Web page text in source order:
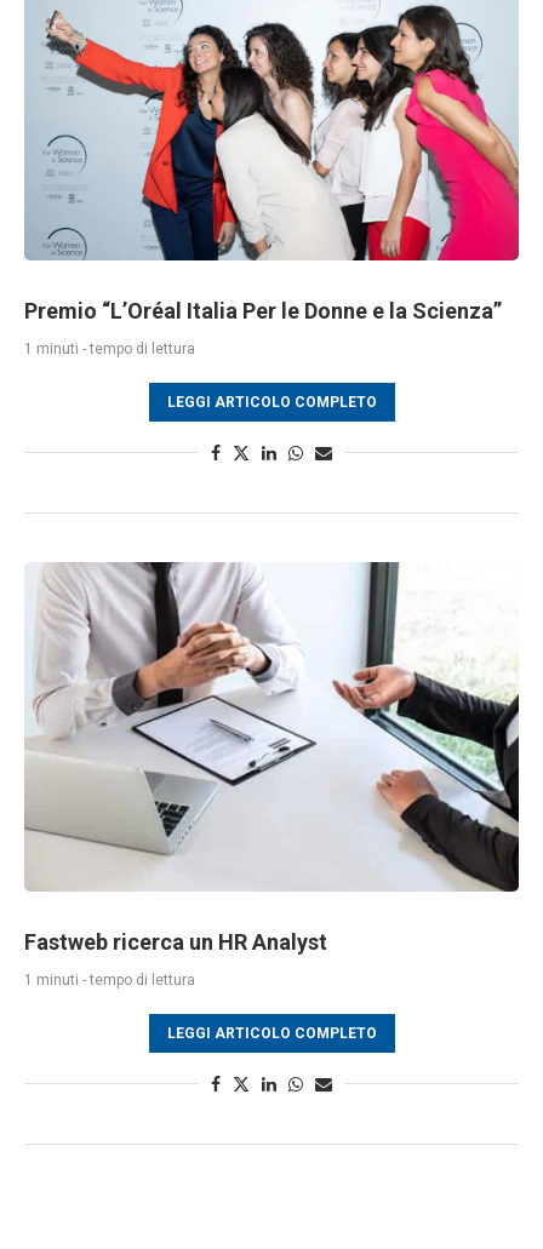
Premio “L’Oréal Italia Per le Donne e la Scienza”
1 minuti - tempo di lettura
LEGGI ARTICOLO COMPLETO
Fastweb ricerca un HR Analyst
1 minuti - tempo di lettura
LEGGI ARTICOLO COMPLETO